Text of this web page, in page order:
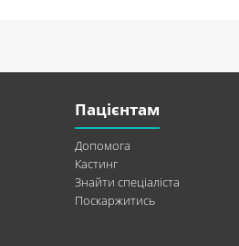
Пацієнтам
Допомога
Кастинг
Знайти спеціаліста
Поскаржитись